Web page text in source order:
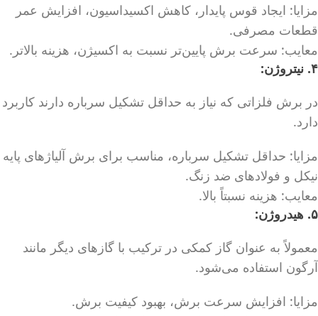
مزایا: ایجاد قوس پایدار، کاهش اکسیداسیون، افزایش عمر
قطعات مصرفی.
معایب: سرعت برش پایین‌تر نسبت به اکسیژن، هزینه بالاتر.
۴. نیتروژن:
در برش فلزاتی که نیاز به حداقل تشکیل سرباره دارند کاربرد
دارد.
مزایا: حداقل تشکیل سرباره، مناسب برای برش آلیاژهای پایه
نیکل و فولادهای ضد زنگ.
معایب: هزینه نسبتاً بالا.
۵. هیدروژن:
معمولاً به عنوان گاز کمکی در ترکیب با گازهای دیگر مانند
آرگون استفاده می‌شود.
مزایا: افزایش سرعت برش، بهبود کیفیت برش.